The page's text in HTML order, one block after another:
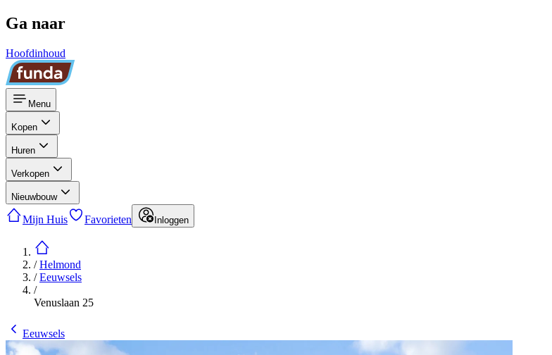
Ga naar
Hoofdinhoud
Menu
Kopen
Huren
Verkopen
Nieuwbouw
Mijn Huis Favorieten Inloggen
/Helmond
/Eeuwsels
/
Venuslaan 25
Eeuwsels